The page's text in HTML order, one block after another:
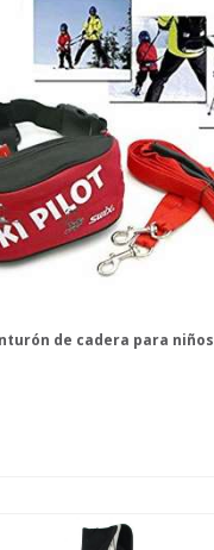
de cadera para niños